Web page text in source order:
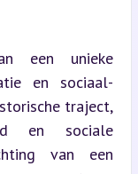
een unieke
en sociaal-
traject,
en sociale
van een